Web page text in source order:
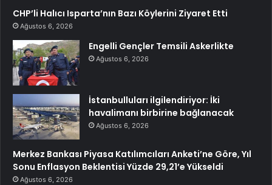
CHP’li Halıcı Isparta’nın Bazı Köylerini Ziyaret Etti
Ağustos 6, 2026
Engelli Gençler Temsili Askerlikte
Ağustos 6, 2026
İstanbulluları ilgilendiriyor: İki
havalimanı birbirine bağlanacak
Ağustos 6, 2026
Merkez Bankası Piyasa Katılımcıları Anketi’ne Göre, Yıl
Sonu Enflasyon Beklentisi Yüzde 29,21’e Yükseldi
Ağustos 6, 2026